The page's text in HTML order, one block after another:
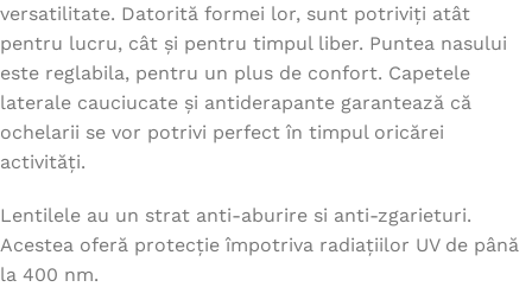
versatilitate. Datorită formei lor, sunt potriviți atât
pentru lucru, cât și pentru timpul liber. Puntea nasului
este reglabila, pentru un plus de confort. Capetele
laterale cauciucate și antiderapante garantează că
ochelarii se vor potrivi perfect în timpul oricărei
activități.
Lentilele au un strat anti-aburire si anti-zgarieturi.
Acestea oferă protecție împotriva radiațiilor UV de până
la 400 nm.